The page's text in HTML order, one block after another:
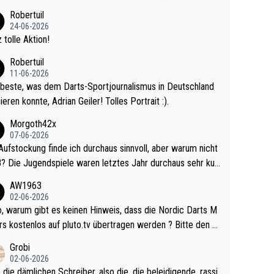
Da gewinnst keinen Blumentopf - ist ja n
eines Kreisligisten vs einem Bu
Robertuil
24-06-2026
tolle Aktion!
Robertuil
11-06-2026
was dem Darts-Sportjournalismus in Deutschland
konnte, Adrian Geiler! Tolles Portrait :).
Morgoth42x
07-06-2026
finde ich durchaus sinnvoll, aber warum nicht
sehr kur
Somit ändert die automatische Qualifikation des Weltm
nichts. Ich denke sie wollen damit für nächste
wenig WDF Turniere spielen. Dies war bei Archie Self l
Jahr der Fall. Er musste als amtierender Weltmeister d
AW1963
02-06-2026
M
kostenlos auf pluto.tv übertragen werden ? Bitte den A
Grobi
02-06-2026